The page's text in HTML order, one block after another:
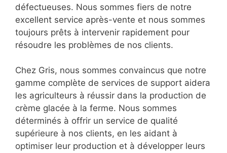
défectueuses. Nous sommes fiers de notre
excellent service après-vente et nous sommes
toujours prêts à intervenir rapidement pour
résoudre les problèmes de nos clients.
Chez Gris, nous sommes convaincus que notre
gamme complète de services de support aidera
les agriculteurs à réussir dans la production de
crème glacée à la ferme. Nous sommes
déterminés à offrir un service de qualité
supérieure à nos clients, en les aidant à
optimiser leur production et à développer leurs